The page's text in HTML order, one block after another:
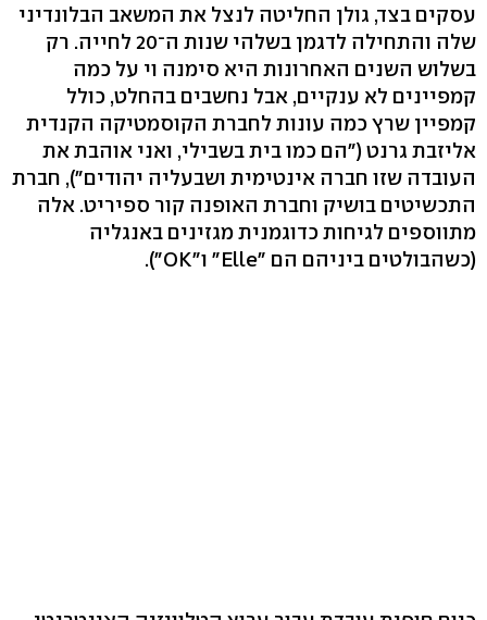
עסקים בצד, גולן החליטה לנצל את המשאב הבלונדיני
שלה והתחילה לדגמן בשלהי שנות ה־20 לחייה. רק
בשלוש השנים האחרונות היא סימנה וי על כמה
קמפיינים לא ענקיים, אבל נחשבים בהחלט, כולל
קמפיין שרץ כמה עונות לחברת הקוסמטיקה הקנדית
אליזבת גרנט ("הם כמו בית בשבילי, ואני אוהבת את
העובדה שזו חברה אינטימית ושבעליה יהודים"), חברת
התכשיטים בושיק וחברת האופנה קור ספיריט. אלה
מתווספים לגיחות כדוגמנית מגזינים באנגליה
(כשהבולטים ביניהם הם "Elle" ו"OK").